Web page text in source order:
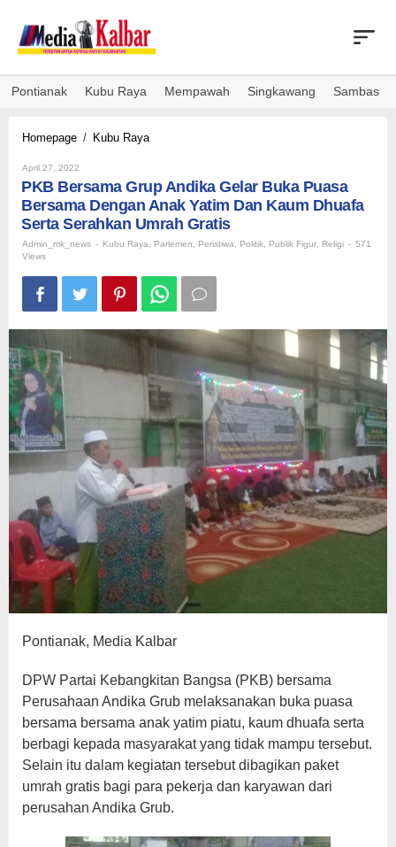
content
Pontianak Kubu Raya Mempawah Singkawang Sambas
Homepage / Kubu RayaPKB
Andika
Gelar
Puasa
Bersama
Anak
Yatim
Dan
Kaum
Dhuafa
Serahkan
Umrah
Gratis
April 27, 2022
PKB Bersama Grup Andika Gelar Buka Puasa
Bersama Dengan Anak Yatim Dan Kaum Dhuafa
Serta Serahkan Umrah Gratis
Admin_mk_news - Kubu Raya Parlemen Peristiwa Politik Publik Figur Religi - 571
Views
Pontianak, Media Kalbar
DPW Partai Kebangkitan Bangsa (PKB) bersama
Perusahaan Andika Grub melaksanakan buka puasa
bersama bersama anak yatim piatu, kaum dhuafa serta
berbagi kepada masyarakat yang tidak mampu tersebut.
Selain itu dalam kegiatan tersebut dibagikan paket
umrah gratis bagi para pekerja dan karyawan dari
perusahan Andika Grub.